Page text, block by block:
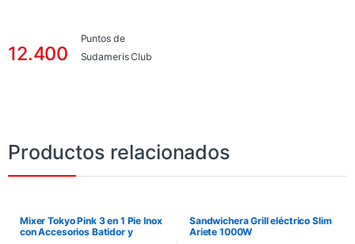
12.400
Puntos de
Sudameris Club
Productos relacionados
Mixer Tokyo Pink 3 en 1 Pie Inox
con Accesorios Batidor y
Sandwichera Grill eléctrico Slim
Ariete 1000W